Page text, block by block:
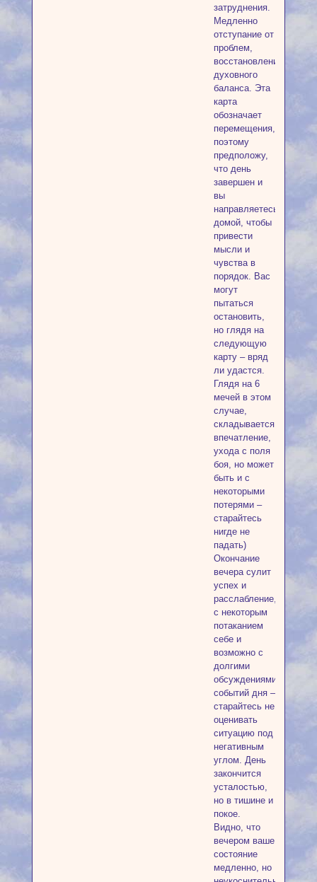
затруднения.
Медленно
отступание от
проблем,
восстановление
духовного
баланса. Эта
карта
обозначает
перемещения,
поэтому
предположу,
что день
завершен и
вы
направляетесь
домой, чтобы
привести
мысли и
чувства в
порядок. Вас
могут
пытаться
остановить,
но глядя на
следующую
карту – вряд
ли удастся.
Глядя на 6
мечей в этом
случае,
складывается
впечатление,
ухода с поля
боя, но может
быть и с
некоторыми
потерями –
старайтесь
нигде не
падать)
Окончание
вечера сулит
успех и
расслабление,
с некоторым
потаканием
себе и
возможно с
долгими
обсуждениями
событий дня –
старайтесь не
оценивать
ситуацию под
негативным
углом. День
закончится
усталостью,
но в тишине и
покое.
Видно, что
вечером ваше
состояние
медленно, но